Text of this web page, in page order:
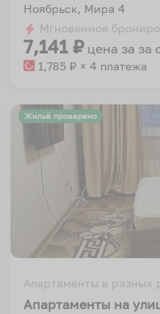
Ноябрьск, Мира 4
Мгновенное
7,141 ₽ цена за за
1,785 ₽ × 4 платежа
Жильё проверено
Апартаменты в разных
Апартаменты на